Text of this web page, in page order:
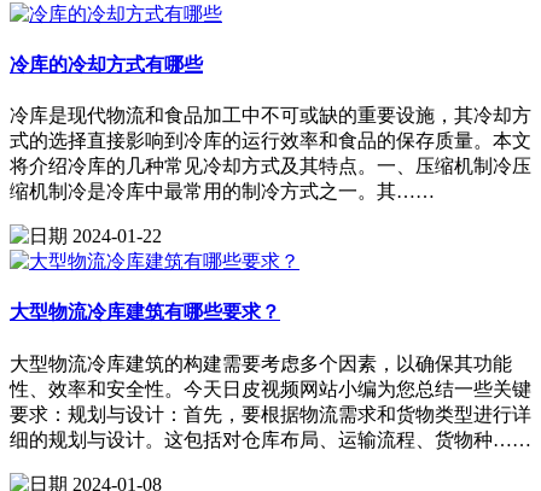
冷库的冷却方式有哪些
冷库是现代物流和食品加工中不可或缺的重要设施，其冷却方
式的选择直接影响到冷库的运行效率和食品的保存质量。本文
将介绍冷库的几种常见冷却方式及其特点。一、压缩机制冷压
缩机制冷是冷库中最常用的制冷方式之一。其……
2024-01-22
大型物流冷库建筑有哪些要求？
大型物流冷库建筑的构建需要考虑多个因素，以确保其功能
性、效率和安全性。今天日皮视频网站小编为您总结一些关键
要求：规划与设计：首先，要根据物流需求和货物类型进行详
细的规划与设计。这包括对仓库布局、运输流程、货物种……
2024-01-08